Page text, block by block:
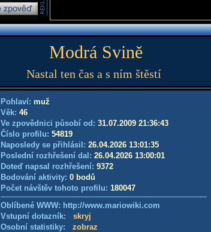
Modrá Svině
Nastal ten čas a s ním štěstí
Pohlaví: muž
Věk: 46
Ve zpovědnici působí od: 31.07.2009 21:36:43
Číslo profilu: 54819
Naposledy se přihlásil: 26.04.2026 13:01:35
Poslední rozhřešení dal: 26.04.2026 13:00:01
Doteď napsal rozhřešení: 9372
Bodování aktivity: 0 bodů
Počet návštěv tohoto profilu: 180047
Oblíbené WWW: http://www.mariowiki.com
Vstupní dotazník: skryj
Osobní statistiky: zobraz